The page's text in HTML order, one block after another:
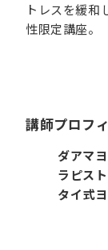
トレスを緩和
性限定講座。
講師プロフ
ダアマ
ラピス
タイ式